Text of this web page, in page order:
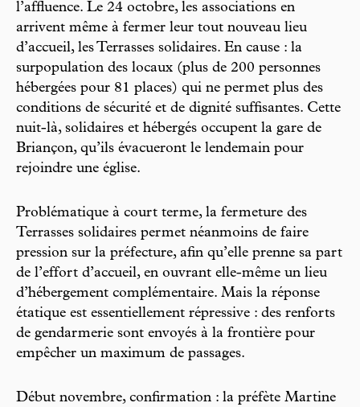
l’affluence. Le 24 octobre, les associations en
arrivent même à fermer leur tout nouveau lieu
d’accueil, les Terrasses solidaires. En cause : la
surpopulation des locaux (plus de 200 personnes
hébergées pour 81 places) qui ne permet plus des
conditions de sécurité et de dignité suffisantes. Cette
nuit-là, solidaires et hébergés occupent la gare de
Briançon, qu’ils évacueront le lendemain pour
rejoindre une église.
Problématique à court terme, la fermeture des
Terrasses solidaires permet néanmoins de faire
pression sur la préfecture, afin qu’elle prenne sa part
de l’effort d’accueil, en ouvrant elle-même un lieu
d’hébergement complémentaire. Mais la réponse
étatique est essentiellement répressive : des renforts
de gendarmerie sont envoyés à la frontière pour
empêcher un maximum de passages.
Début novembre, confirmation : la préfète Martine